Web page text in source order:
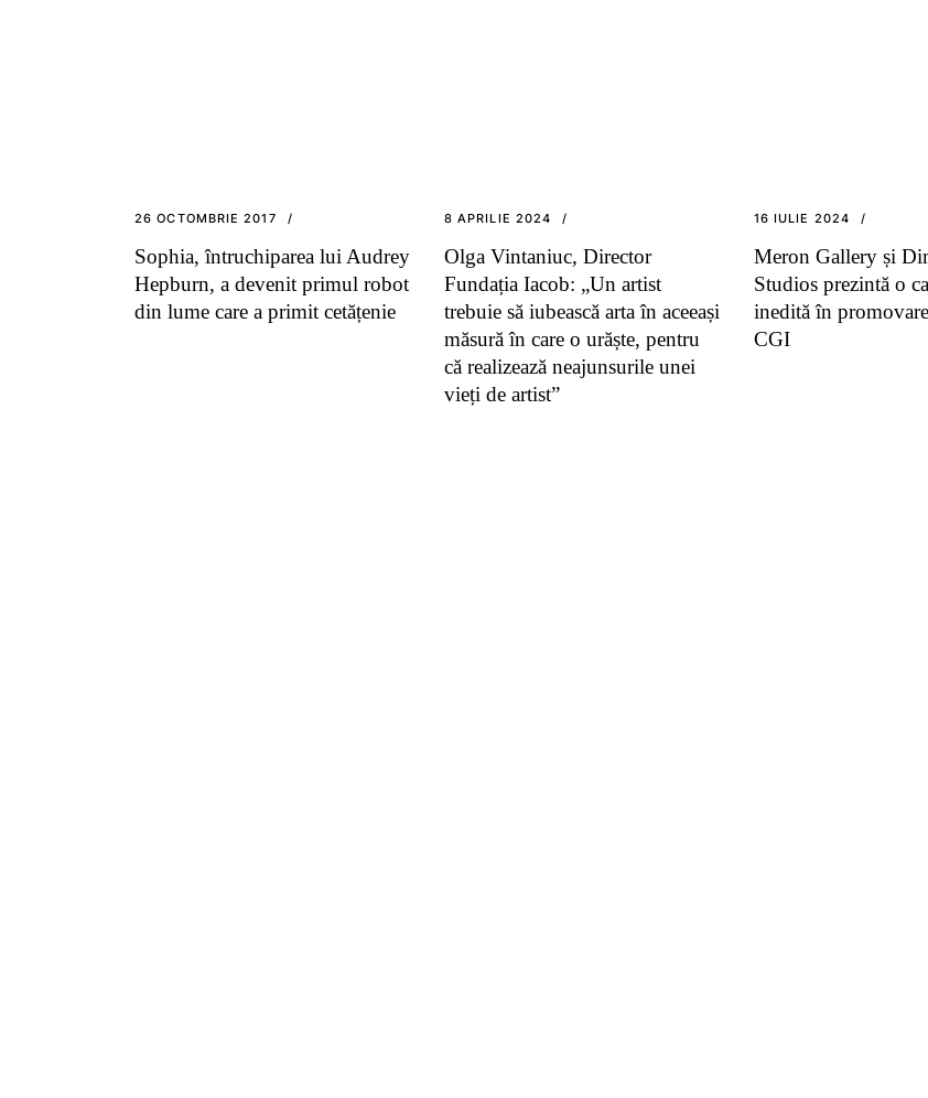
26 OCTOMBRIE 2017
Sophia, întruchiparea lui Audrey
Hepburn, a devenit primul robot
din lume care a primit cetățenie
8 APRILIE 2024
Olga Vintaniuc, Director
Fundația Iacob: „Un artist
trebuie să iubească arta în aceeași
măsură în care o urăște, pentru
că realizează neajunsurile unei
vieți de artist”
16 IULIE 2024
Meron Gallery și
Studios prezintă o
inedită în
CGI